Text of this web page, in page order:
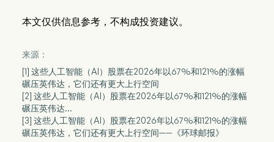
本文仅供信息参考，不构成投资建议。
来源：
[1] 这些人工智能（AI）股票在2026年以67%和121%的涨幅
碾压英伟达，它们还有更大上行空间
[2] 这些人工智能（AI）股票在2026年以67%和121%的涨幅
碾压英伟达…
[3] 这些人工智能（AI）股票在2026年以67%和121%的涨幅
碾压英伟达，它们还有更大上行空间——《环球邮报》